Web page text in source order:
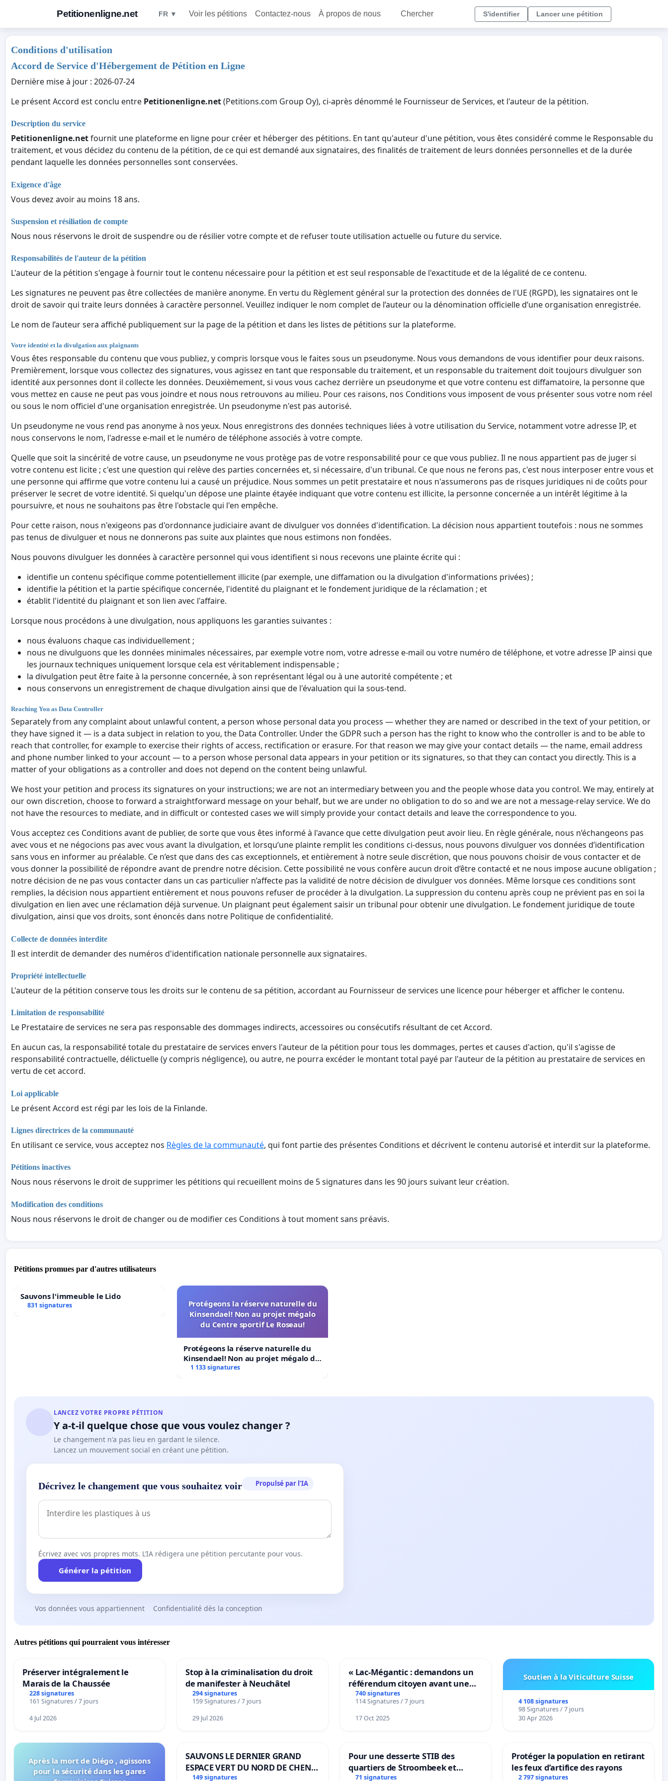
Petitionenligne.net FR ▼ Voir les pétitions Contactez-nous À propos de nous Chercher S'identifier Lancer une pétition
Conditions d'utilisation
Accord de Service d'Hébergement de Pétition en Ligne
Dernière mise à jour : 2026-07-24
Le présent Accord est conclu entre Petitionenligne.net(Petitions.com Group Oy), ci-après dénommé le Fournisseur de Services, et l'auteur de la pétition.
Description du service
Petitionenligne.netfournit une plateforme en ligne pour créer et héberger des pétitions. En tant qu'auteur d'une pétition, vous êtes considéré comme le Responsable du
traitement, et vous décidez du contenu de la pétition, de ce qui est demandé aux signataires, des finalités de traitement de leurs données personnelles et de la durée
pendant laquelle les données personnelles sont conservées.
Exigence d'âge
Vous devez avoir au moins 18 ans.
Suspension et résiliation de compte
Nous nous réservons le droit de suspendre ou de résilier votre compte et de refuser toute utilisation actuelle ou future du service.
Responsabilités de l'auteur de la pétition
L'auteur de la pétition s'engage à fournir tout le contenu nécessaire pour la pétition et est seul responsable de l'exactitude et de la légalité de ce contenu.
Les signatures ne peuvent pas être collectées de manière anonyme. En vertu du Règlement général sur la protection des données de l'UE (RGPD), les signataires ont le
droit de savoir qui traite leurs données à caractère personnel. Veuillez indiquer le nom complet de l’auteur ou la dénomination officielle d’une organisation enregistrée.
Le nom de l’auteur sera affiché publiquement sur la page de la pétition et dans les listes de pétitions sur la plateforme.
Votre identité et la divulgation aux plaignants
Vous êtes responsable du contenu que vous publiez, y compris lorsque vous le faites sous un pseudonyme. Nous vous demandons de vous identifier pour deux raisons.
Premièrement, lorsque vous collectez des signatures, vous agissez en tant que responsable du traitement, et un responsable du traitement doit toujours divulguer son
identité aux personnes dont il collecte les données. Deuxièmement, si vous vous cachez derrière un pseudonyme et que votre contenu est diffamatoire, la personne que
vous mettez en cause ne peut pas vous joindre et nous nous retrouvons au milieu. Pour ces raisons, nos Conditions vous imposent de vous présenter sous votre nom réel
ou sous le nom officiel d'une organisation enregistrée. Un pseudonyme n'est pas autorisé.
Un pseudonyme ne vous rend pas anonyme à nos yeux. Nous enregistrons des données techniques liées à votre utilisation du Service, notamment votre adresse IP, et
nous conservons le nom, l'adresse e-mail et le numéro de téléphone associés à votre compte.
Quelle que soit la sincérité de votre cause, un pseudonyme ne vous protège pas de votre responsabilité pour ce que vous publiez. Il ne nous appartient pas de juger si
votre contenu est licite ; c'est une question qui relève des parties concernées et, si nécessaire, d'un tribunal. Ce que nous ne ferons pas, c'est nous interposer entre vous et
une personne qui affirme que votre contenu lui a causé un préjudice. Nous sommes un petit prestataire et nous n'assumerons pas de risques juridiques ni de coûts pour
préserver le secret de votre identité. Si quelqu'un dépose une plainte étayée indiquant que votre contenu est illicite, la personne concernée a un intérêt légitime à la
poursuivre, et nous ne souhaitons pas être l'obstacle qui l'en empêche.
Pour cette raison, nous n'exigeons pas d'ordonnance judiciaire avant de divulguer vos données d'identification. La décision nous appartient toutefois : nous ne sommes
pas tenus de divulguer et nous ne donnerons pas suite aux plaintes que nous estimons non fondées.
Nous pouvons divulguer les données à caractère personnel qui vous identifient si nous recevons une plainte écrite qui :
identifie un contenu spécifique comme potentiellement illicite (par exemple, une diffamation ou la divulgation d'informations privées) ;
identifie la pétition et la partie spécifique concernée, l'identité du plaignant et le fondement juridique de la réclamation ; et
établit l'identité du plaignant et son lien avec l'affaire.
Lorsque nous procédons à une divulgation, nous appliquons les garanties suivantes :
nous évaluons chaque cas individuellement ;
nous ne divulguons que les données minimales nécessaires, par exemple votre nom, votre adresse e-mail ou votre numéro de téléphone, et votre adresse IP ainsi que
les journaux techniques uniquement lorsque cela est véritablement indispensable ;
la divulgation peut être faite à la personne concernée, à son représentant légal ou à une autorité compétente ; et
nous conservons un enregistrement de chaque divulgation ainsi que de l'évaluation qui la sous-tend.
Reaching You as Data Controller
Separately from any complaint about unlawful content, a person whose personal data you process — whether they are named or described in the text of your petition, or
they have signed it — is a data subject in relation to you, the Data Controller. Under the GDPR such a person has the right to know who the controller is and to be able to
reach that controller, for example to exercise their rights of access, rectification or erasure. For that reason we may give your contact details — the name, email address
and phone number linked to your account — to a person whose personal data appears in your petition or its signatures, so that they can contact you directly. This is a
matter of your obligations as a controller and does not depend on the content being unlawful.
We host your petition and process its signatures on your instructions; we are not an intermediary between you and the people whose data you control. We may, entirely at
our own discretion, choose to forward a straightforward message on your behalf, but we are under no obligation to do so and we are not a message-relay service. We do
not have the resources to mediate, and in difficult or contested cases we will simply provide your contact details and leave the correspondence to you.
Vous acceptez ces Conditions avant de publier, de sorte que vous êtes informé à l'avance que cette divulgation peut avoir lieu. En règle générale, nous n’échangeons pas
avec vous et ne négocions pas avec vous avant la divulgation, et lorsqu’une plainte remplit les conditions ci-dessus, nous pouvons divulguer vos données d’identification
sans vous en informer au préalable. Ce n’est que dans des cas exceptionnels, et entièrement à notre seule discrétion, que nous pouvons choisir de vous contacter et de
vous donner la possibilité de répondre avant de prendre notre décision. Cette possibilité ne vous confère aucun droit d’être contacté et ne nous impose aucune obligation ;
notre décision de ne pas vous contacter dans un cas particulier n’affecte pas la validité de notre décision de divulguer vos données. Même lorsque ces conditions sont
remplies, la décision nous appartient entièrement et nous pouvons refuser de procéder à la divulgation. La suppression du contenu après coup ne prévient pas en soi la
divulgation en lien avec une réclamation déjà survenue. Un plaignant peut également saisir un tribunal pour obtenir une divulgation. Le fondement juridique de toute
divulgation, ainsi que vos droits, sont énoncés dans notre Politique de confidentialité.
Collecte de données interdite
Il est interdit de demander des numéros d'identification nationale personnelle aux signataires.
Propriété intellectuelle
L'auteur de la pétition conserve tous les droits sur le contenu de sa pétition, accordant au Fournisseur de services une licence pour héberger et afficher le contenu.
Limitation de responsabilité
Le Prestataire de services ne sera pas responsable des dommages indirects, accessoires ou consécutifs résultant de cet Accord.
En aucun cas, la responsabilité totale du prestataire de services envers l'auteur de la pétition pour tous les dommages, pertes et causes d'action, qu'il s'agisse de
responsabilité contractuelle, délictuelle (y compris négligence), ou autre, ne pourra excéder le montant total payé par l'auteur de la pétition au prestataire de services en
vertu de cet accord.
Loi applicable
Le présent Accord est régi par les lois de la Finlande.
Lignes directrices de la communauté
En utilisant ce service, vous acceptez nos Règles de la communauté, qui font partie des présentes Conditions et décrivent le contenu autorisé et interdit sur la plateforme.
Pétitions inactives
Nous nous réservons le droit de supprimer les pétitions qui recueillent moins de 5 signatures dans les 90 jours suivant leur création.
Modification des conditions
Nous nous réservons le droit de changer ou de modifier ces Conditions à tout moment sans préavis.
Pétitions promues par d'autres utilisateurs
Sauvons l'immeuble le Lido
831 signatures
Protégeons la réserve naturelle du
Kinsendael! Non au projet mégalo
du Centre sportif Le Roseau!
Protégeons la réserve naturelle du
Kinsendael! Non au projet mégalo du
Centre sportif Le Roseau!
1 133 signatures
LANCEZ VOTRE PROPRE PÉTITION
Y a-t-il quelque chose que vous voulez changer ?
Le changement n'a pas lieu en gardant le silence.
Lancez un mouvement social en créant une pétition.
Décrivez le changement que vous souhaitez voir Propulsé par l’IA
Écrivez avec vos propres mots. L’IA rédigera une pétition percutante pour vous.
Générer la pétition
Vos données vous appartiennent Confidentialité dès la conception
Autres pétitions qui pourraient vous intéresser
Préserver intégralement le
Marais de la Chaussée
228 signatures
161 Signatures / 7 jours
4 Jul 2026
Stop à la criminalisation du droit
de manifester à Neuchâtel
294 signatures
159 Signatures / 7 jours
29 Jul 2026
« Lac-Mégantic : demandons un
référendum citoyen avant une
transformation irréversible de
notre territoire »
740 signatures
114 Signatures / 7 jours
17 Oct 2025
Soutien à la Viticulture Suisse
4 108 signatures
98 Signatures / 7 jours
30 Apr 2026
Après la mort de Diégo , agissons
pour la sécurité dans les gares
SAUVONS LE DERNIER GRAND
ESPACE VERT DU NORD DE CHENE-
BOUGERIES
149 signatures
Pour une desserte STIB des
quartiers de Stroombeek et
Beauval - Voor een MIVB-
71 signatures
Protéger la population en retirant
les feux d’artifice des rayons
2 797 signatures